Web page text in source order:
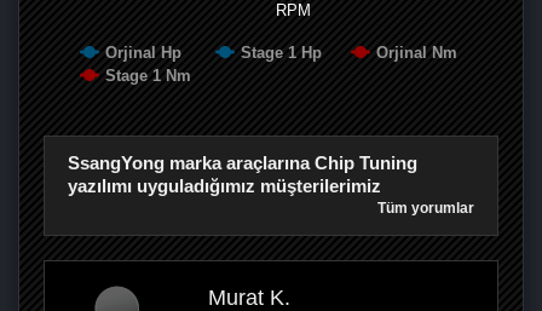
RPM
Orjinal Hp Stage 1 Hp
Orjinal Nm
Stage 1 Nm
SsangYong marka araçlarına Chip Tuning
yazılımı uyguladığımız müşterilerimiz
Tüm yorumlar
Murat K.